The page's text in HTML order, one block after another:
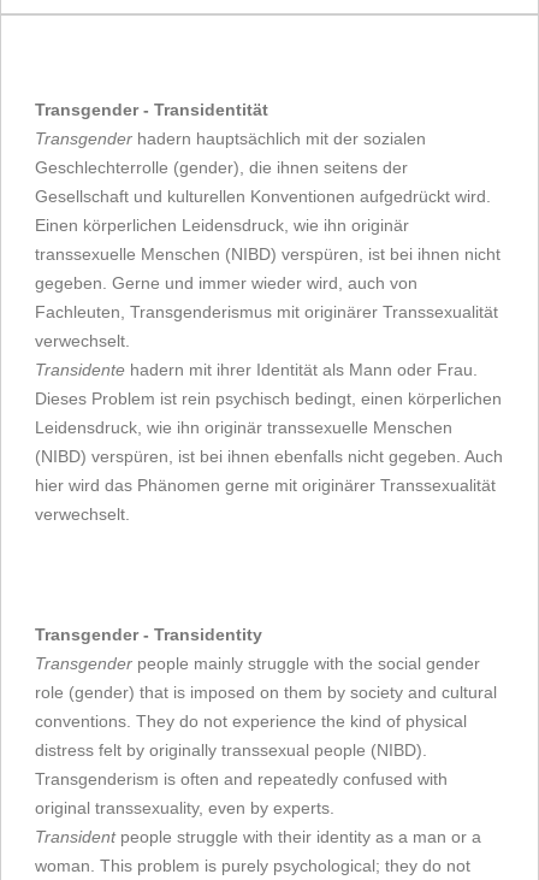
Transgender - Transidentität
Transgender hadern hauptsächlich mit der sozialen
Geschlechterrolle (gender), die ihnen seitens der
Gesellschaft und kulturellen Konventionen aufgedrückt wird.
Einen körperlichen Leidensdruck, wie ihn originär
transsexuelle Menschen (NIBD) verspüren, ist bei ihnen nicht
gegeben. Gerne und immer wieder wird, auch von
Fachleuten, Transgenderismus mit originärer Transsexualität
verwechselt.
Transidente hadern mit ihrer Identität als Mann oder Frau.
Dieses Problem ist rein psychisch bedingt, einen körperlichen
Leidensdruck, wie ihn originär transsexuelle Menschen
(NIBD) verspüren, ist bei ihnen ebenfalls nicht gegeben. Auch
hier wird das Phänomen gerne mit originärer Transsexualität
verwechselt.
Transgender - Transidentity
Transgender people mainly struggle with the social gender
role (gender) that is imposed on them by society and cultural
conventions. They do not experience the kind of physical
distress felt by originally transsexual people (NIBD).
Transgenderism is often and repeatedly confused with
original transsexuality, even by experts.
Transidentpeople struggle with their identity as a man or a
woman. This problem is purely psychological; they do not